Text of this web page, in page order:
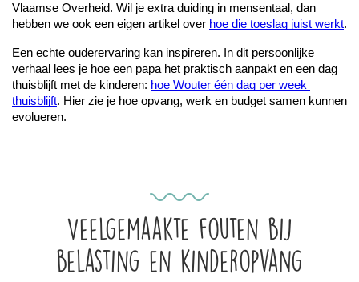
Vlaamse Overheid. Wil je extra duiding in mensentaal, dan
hebben we ook een eigen artikel over hoe die toeslag juist werkt.
Een echte ouderervaring kan inspireren. In dit persoonlijke
verhaal lees je hoe een papa het praktisch aanpakt en een dag
thuisblijft met de kinderen: hoe Wouter één dag per week
thuisblijft. Hier zie je hoe opvang, werk en budget samen kunnen
evolueren.
Veelgemaakte fouten bij
belasting en kinderopvang